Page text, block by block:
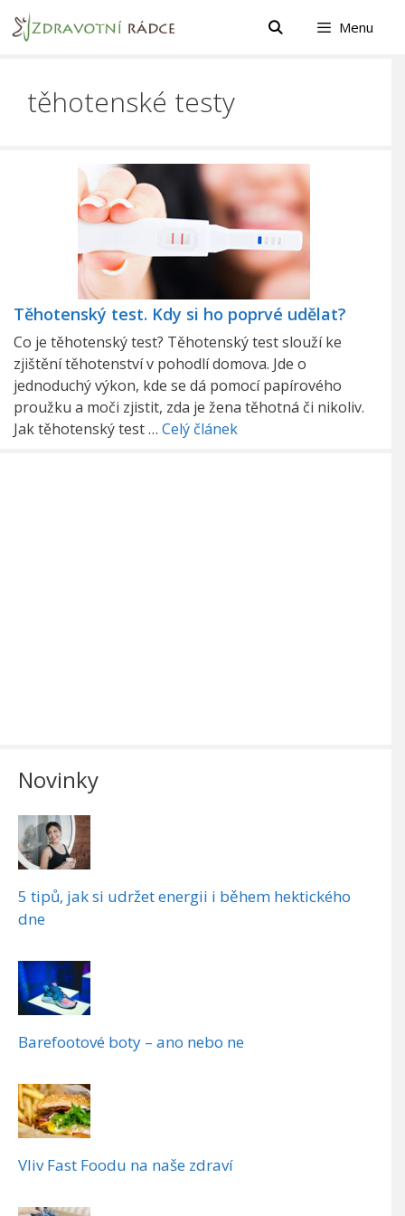
Přeskočit
na
Menu
těhotenské testy
Těhotenský test. Kdy si ho poprvé udělat?
Co je těhotenský test? Těhotenský test slouží ke
zjištění těhotenství v pohodlí domova. Jde o
jednoduchý výkon, kde se dá pomocí papírového
proužku a moči zjistit, zda je žena těhotná či nikoliv.
Jak těhotenský test … Celý článek
Novinky
5 tipů, jak si udržet energii i během hektického
dne
Barefootové boty – ano nebo ne
Vliv Fast Foodu na naše zdraví